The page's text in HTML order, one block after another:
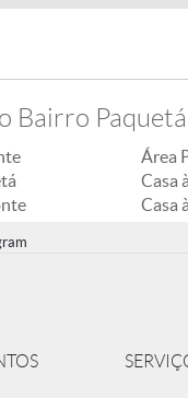
Bairro Paquetá
Área
Casa
Casa